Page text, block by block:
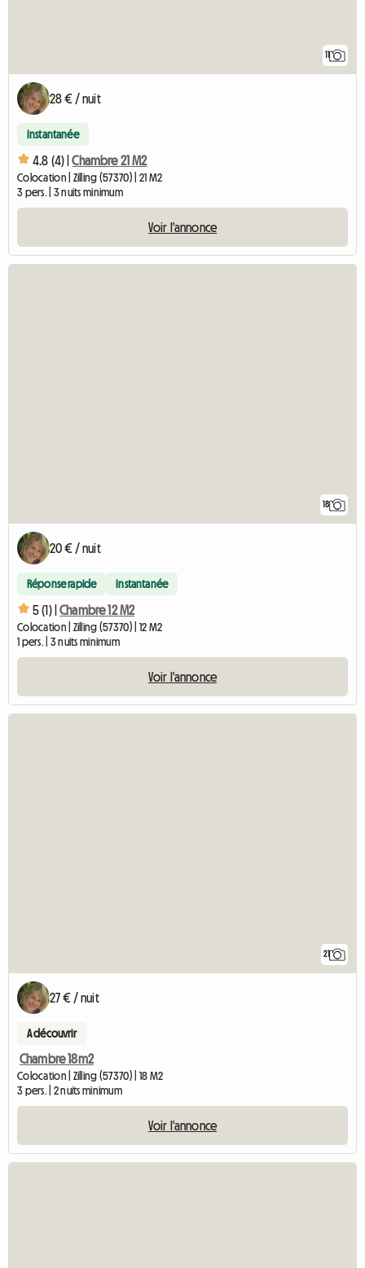
11
28 € / nuit
Instantanée
4.8 (4) | Chambre 21 M2
Colocation | Zilling (57370) | 21 M2
3 pers. | 3 nuits minimum
Voir l'annonce
18
20 € / nuit
Réponse rapide Instantanée
5 (1) | Chambre 12 M2
Colocation | Zilling (57370) | 12 M2
1 pers. | 3 nuits minimum
Voir l'annonce
21
27 € / nuit
A découvrir
Chambre 18m2
Colocation | Zilling (57370) | 18 M2
3 pers. | 2 nuits minimum
Voir l'annonce